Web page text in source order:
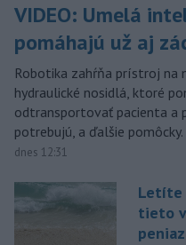
VIDEO: Umelá
pomáhajú už aj
Robotika zahŕňa prístroj na
hydraulické nosidlá, ktoré
odtransportovať pacienta a
potrebujú, a ďalšie pomôcky.
dnes 12:31
Letíte
tieto